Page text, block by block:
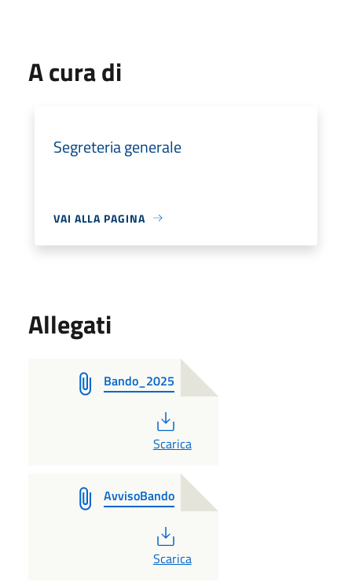
A cura di
Segreteria generale
VAI ALLA PAGINA
Allegati
Bando_2025
PDF
Scarica
AvvisoBando
PDF
Scarica